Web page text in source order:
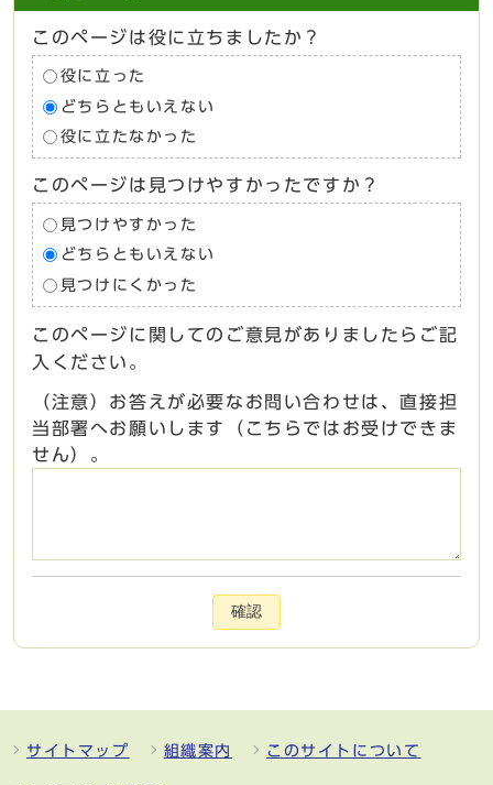
このページは役に立ちましたか？
役に立った
どちらともいえない
役に立たなかった
このページは見つけやすかったですか？
見つけやすかった
どちらともいえない
見つけにくかった
このページに関してのご意見がありましたらご記
入ください。
（注意）お答えが必要なお問い合わせは、直接担
当部署へお願いします（こちらではお受けできま
せん）。
確認
サイトマップ 組織案内 このサイトについて